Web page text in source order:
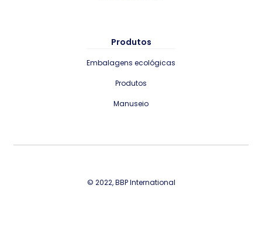
Produtos
Embalagens ecológicas
Produtos
Manuseio
© 2022, BBP International